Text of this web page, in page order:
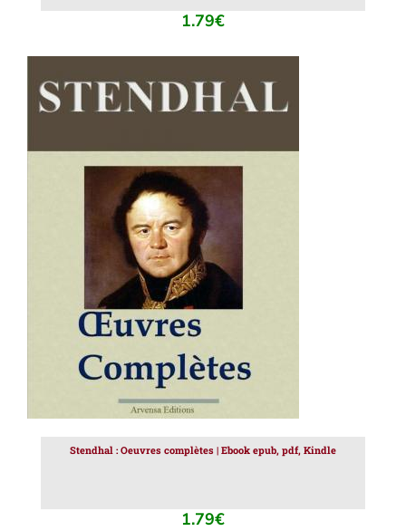
1.79€
AJOUTER AU PANIER /
Stendhal : Oeuvres complètes | Ebook epub, pdf, Kindle
1.79€